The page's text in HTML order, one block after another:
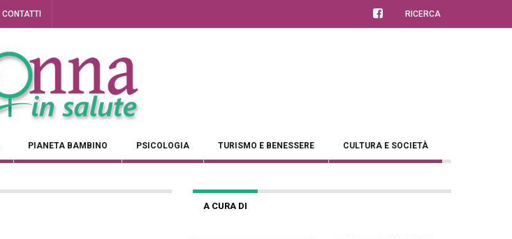
CONTATTI RICERCA
PIANETA BAMBINO PSICOLOGIA TURISMO E BENESSERE CULTURA E SOCIETÀ
A CURA DI